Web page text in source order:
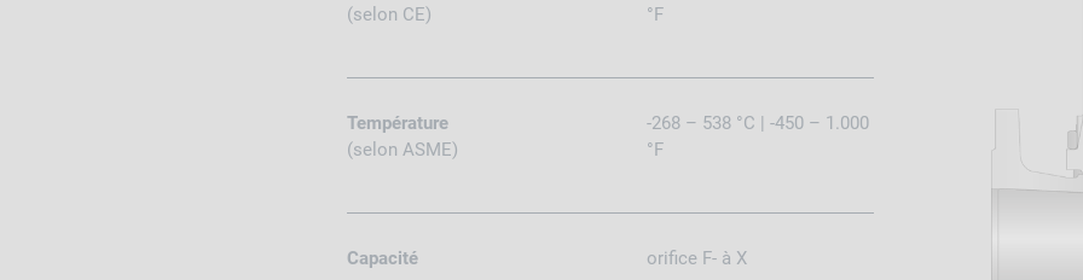
(selon CE)
°F
Température
(selon ASME)
-268 – 538 °C | -450 – 1.000
°F
Capacité orifice F- à X